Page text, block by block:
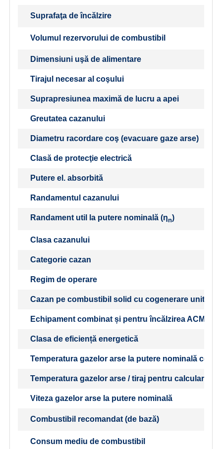
Suprafaţa de încălzire
Volumul rezervorului de combustibil
Dimensiuni uşă de alimentare
Tirajul necesar al coşului
Suprapresiunea maximă de lucru a apei
Greutatea cazanului
Diametru racordare coş (evacuare gaze arse)
Clasă de protecţie electrică
Putere el. absorbită
Randamentul cazanului
Randament util la putere nominală (ηn)
Clasa cazanului
Categorie cazan
Regim de operare
Cazan pe combustibil solid cu cogenerare unitate
Echipament combinat și pentru încălzirea ACM
Clasa de eficiență energetică
Temperatura gazelor arse la putere nominală
Temperatura gazelor arse / tiraj pentru calcularea
Viteza gazelor arse la putere nominală
Combustibil recomandat (de bază)
Consum mediu de combustibil